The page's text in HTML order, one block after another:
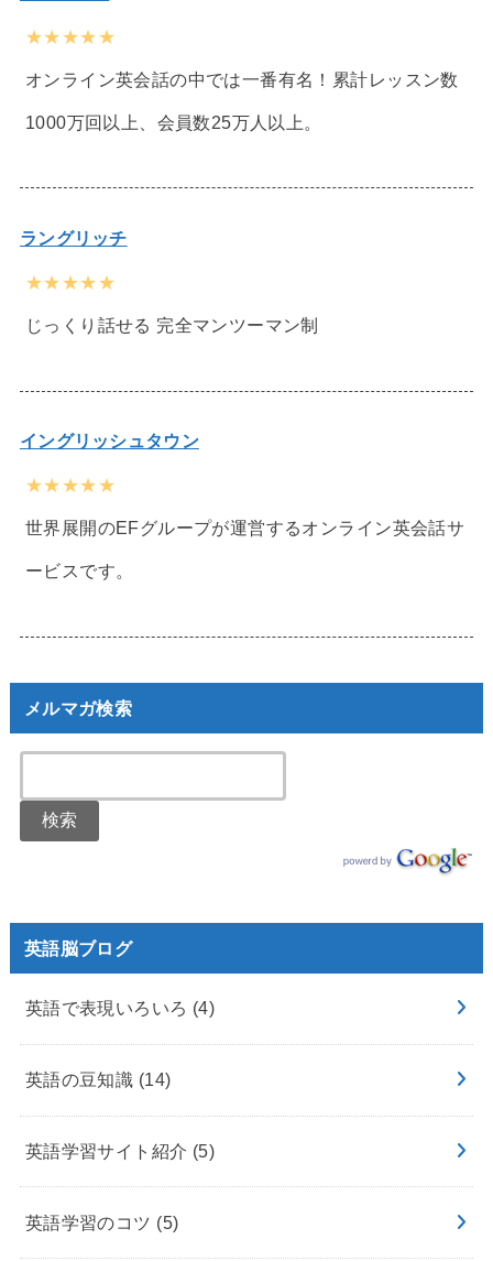
★★★★★
オンライン英会話の中では一番有名！累計レッスン数
1000万回以上、会員数25万人以上。
ラングリッチ
★★★★★
じっくり話せる 完全マンツーマン制
イングリッシュタウン
★★★★★
世界展開のEFグループが運営するオンライン英会話サ
ービスです。
メルマガ検索
英語脳ブログ
英語で表現いろいろ (4)
英語の豆知識 (14)
英語学習サイト紹介 (5)
英語学習のコツ (5)